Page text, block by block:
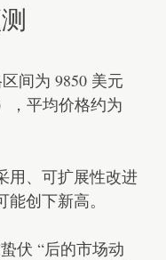
间为 9850 美元
，平均价格约为
用、可扩展性改进
创下新高。
伏 “后的市场动